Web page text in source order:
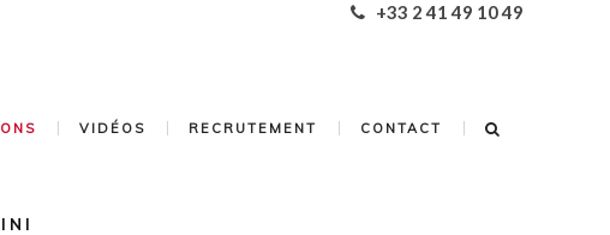
+33 2 41 49 10 49
VIDÉOS RECRUTEMENT CONTACT